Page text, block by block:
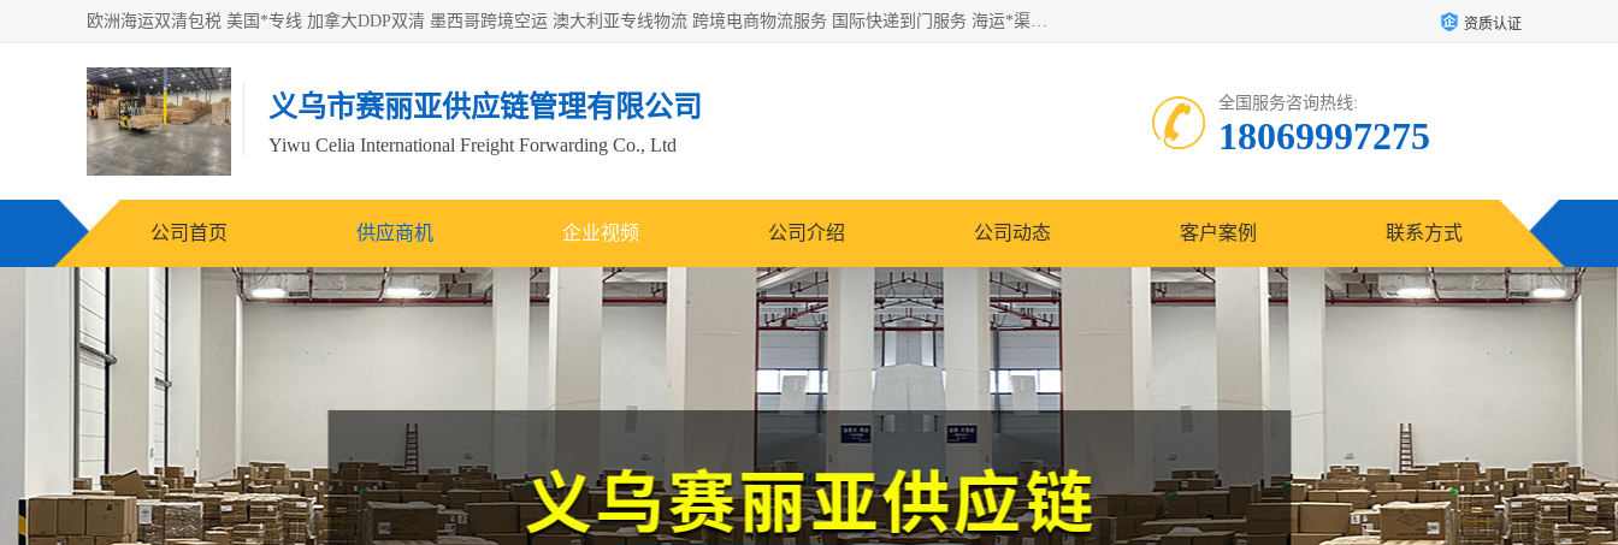
欧洲海运双清包税 美国*专线 加拿大DDP双清 墨西哥跨境空运 澳大利亚专线物流 跨境电商物流服务 国际快递到门服务 海运*渠道 一站式跨境物流解决方案 TikTok/SHEIN专线 电商平台FBA头程运输 国际铁路运输欧洲 UPS/DDHL/联邦快递跨境 美国双清到门物流 跨境*运输 资质认证
义乌市赛丽亚供应链管理有限公司
Yiwu Celia International Freight Forwarding Co., Ltd
全国服务咨询热线:
18069997275
公司首页 供应商机 企业视频 公司介绍 公司动态 客户案例 联系方式